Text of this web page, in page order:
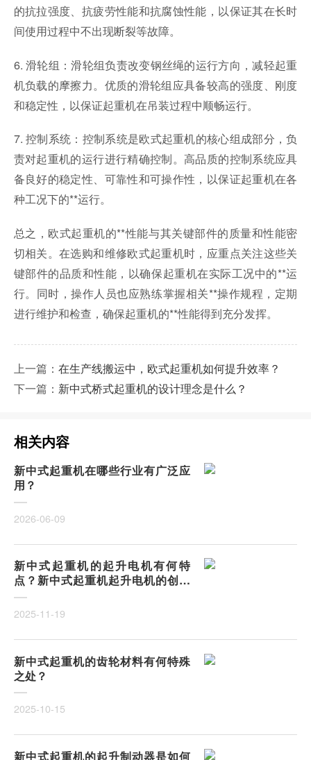
的抗拉强度、抗疲劳性能和抗腐蚀性能，以保证其在长时
间使用过程中不出现断裂等故障。
6. 滑轮组：滑轮组负责改变钢丝绳的运行方向，减轻起重
机负载的摩擦力。优质的滑轮组应具备较高的强度、刚度
和稳定性，以保证起重机在吊装过程中顺畅运行。
7. 控制系统：控制系统是欧式起重机的核心组成部分，负
责对起重机的运行进行精确控制。高品质的控制系统应具
备良好的稳定性、可靠性和可操作性，以保证起重机在各
种工况下的**运行。
总之，欧式起重机的**性能与其关键部件的质量和性能密
切相关。在选购和维修欧式起重机时，应重点关注这些关
键部件的品质和性能，以确保起重机在实际工况中的**运
行。同时，操作人员也应熟练掌握相关**操作规程，定期
进行维护和检查，确保起重机的**性能得到充分发挥。
上一篇： 在生产线搬运中，欧式起重机如何提升效率？
下一篇： 新中式桥式起重机的设计理念是什么？
相关内容
新中式起重机在哪些行业有广泛应
用？
2026-06-09
新中式起重机的起升电机有何特
点？新中式起重机起升电机的创新
与优势
2025-11-19
新中式起重机的齿轮材料有何特殊
之处？
2025-10-15
新中式起重机的起升制动器是如何